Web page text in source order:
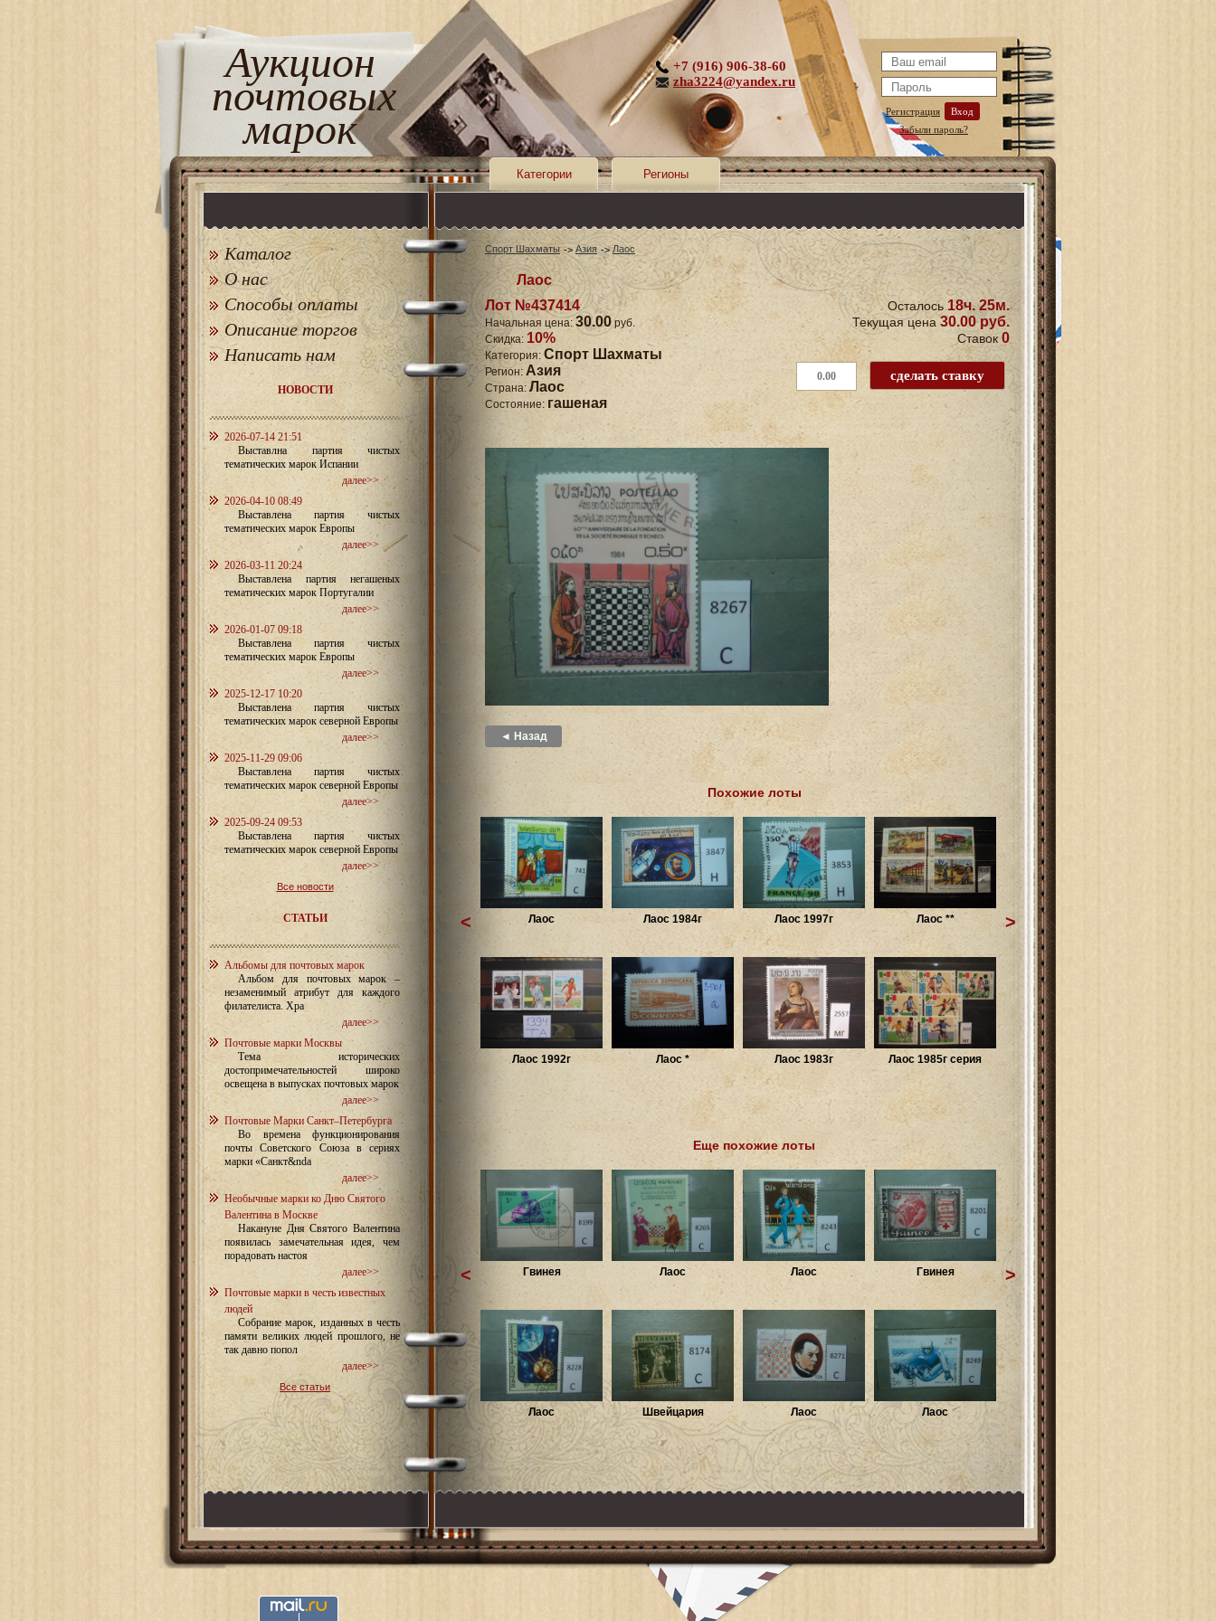
Аукцион
почтовых
марок Регистрация
Вход
Забыли пароль?
+7 (916) 906-38-60
zha3224@yandex.ru
Категории Регионы
Каталог
О нас
Способы оплаты
Описание торгов
Написать нам
НОВОСТИ
2026-07-14 21:51
Выставлна партия чистых
тематических марок Испании
далее>>
2026-04-10 08:49
Выставлена партия чистых
тематических марок Европы
далее>>
2026-03-11 20:24
Выставлена партия негашеных
тематических марок Португалии
далее>>
2026-01-07 09:18
Выставлена партия чистых
тематических марок Европы
далее>>
2025-12-17 10:20
Выставлена партия чистых
тематических марок северной Европы
далее>>
2025-11-29 09:06
Выставлена партия чистых
тематических марок северной Европы
далее>>
2025-09-24 09:53
Выставлена партия чистых
тематических марок северной Европы
далее>>
Все новости
СТАТЬИ
Альбомы для почтовых марок
Альбом для почтовых марок –
незаменимый атрибут для каждого
филателиста. Хра
далее>>
Почтовые марки Москвы
Тема исторических
достопримечательностей широко
освещена в выпусках почтовых марок
далее>>
Почтовые Марки Санкт–Петербурга
Во времена функционирования
почты Советского Союза в сериях
марки «Санкт&nda
далее>>
Необычные марки ко Дню Святого
Валентина в Москве
Накануне Дня Святого Валентина
появилась замечательная идея, чем
порадовать настоя
далее>>
Почтовые марки в честь известных
людей
Собрание марок, изданных в честь
памяти великих людей прошлого, не
так давно попол
далее>>
Все статьи
Спорт Шахматы Азия Лаос
Лаос
Лот №437414
Начальная цена: 30.00руб.
Скидка: 10%
Категория: Спорт Шахматы
Регион: Азия
Страна: Лаос
Состояние: гашеная
Осталось 18ч. 25м.
Текущая цена 30.00 руб.
Ставок 0
◄ Назад
Похожие лоты
Лаос Лаос 1984г Лаос 1997г Лаос **
Лаос 1992г Лаос * Лаос 1983г Лаос 1985г серия
< >
Еще похожие лоты
Гвинея Лаос Лаос Гвинея
Лаос Швейцария Лаос Лаос
< >